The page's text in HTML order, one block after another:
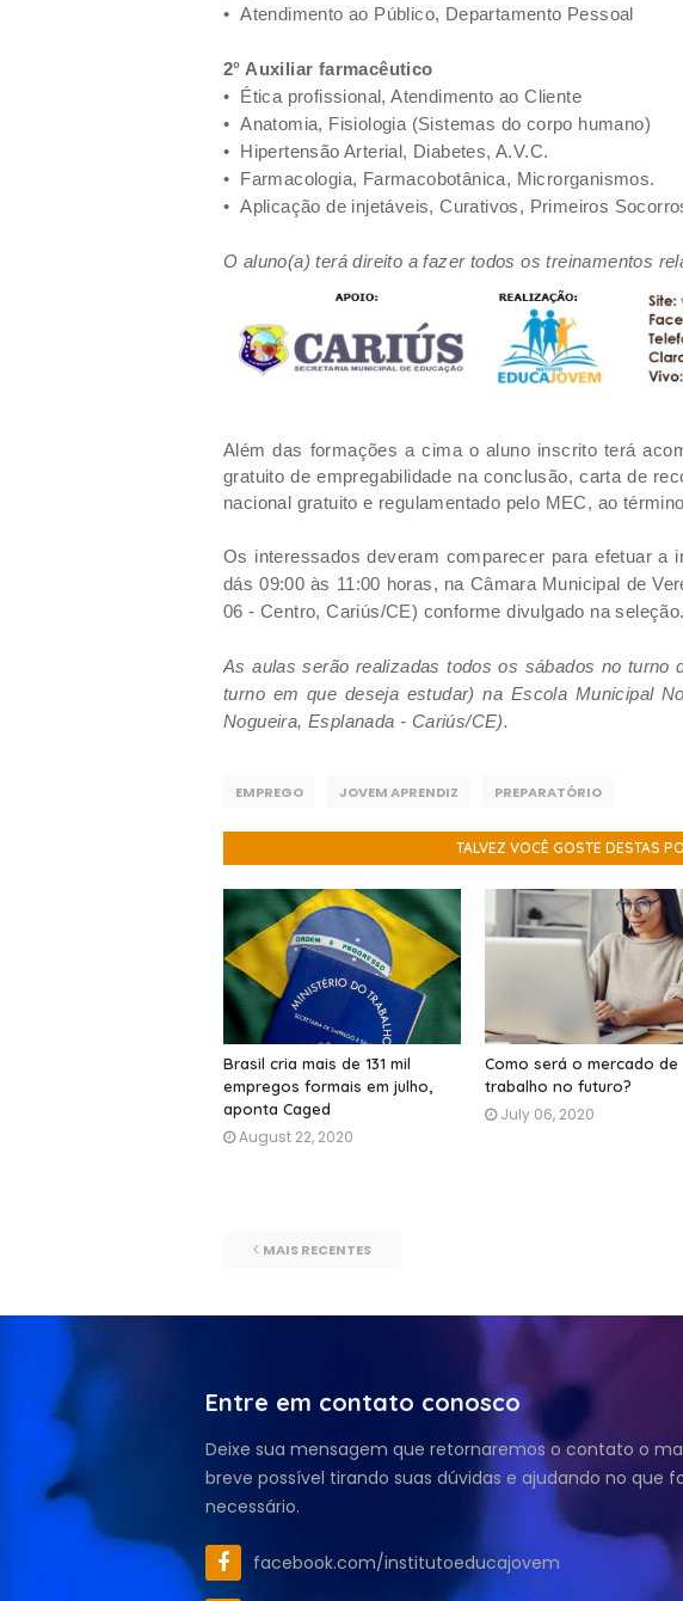
• Atendimento ao Público, Departamento Pessoal
2° Auxiliar farmacêutico
• Ética profissional, Atendimento ao Cliente
• Anatomia, Fisiologia (Sistemas do corpo humano)
• Hipertensão Arterial, Diabetes, A.V.C.
• Farmacologia, Farmacobotânica, Microrganismos.
• Aplicação de injetáveis, Curativos, Primeiros
O aluno(a) terá direito a fazer todos os treinamentos
Além das formações a cima o aluno inscrito terá
gratuito de empregabilidade na conclusão, carta de
nacional gratuito e regulamentado pelo MEC, ao
Os interessados deveram comparecer para efetuar a
dás 09:00 às 11:00 horas, na Câmara Municipal de
06 - Centro, Cariús/CE) conforme divulgado na seleção.
As aulas serão realizadas todos os sábados no turno
turno em que deseja estudar)na Escola Municipal
Nogueira, Esplanada - Cariús/CE).
EMPREGO JOVEM APRENDIZ PREPARATÓRIO
TALVEZ VOCÊ GOSTE DESTAS
Brasil cria mais de 131 mil
empregos formais em julho,
aponta Caged
August 22, 2020
Como será o mercado de
trabalho no futuro?
July 06, 2020
MAIS RECENTES
Entre em contato conosco
Deixe sua mensagem que retornaremos o contato o
breve possível tirando suas dúvidas e ajudando no que
necessário.
facebook.com/institutoeducajovem